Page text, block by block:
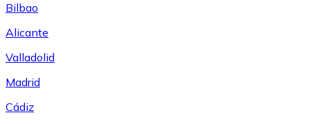
Bilbao
Alicante
Valladolid
Madrid
Cádiz